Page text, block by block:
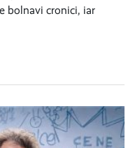
bolnavi cronici, iar